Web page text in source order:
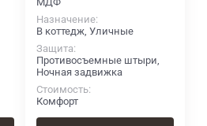
Назначение
В коттедж, Уличные
Защита
Противосъемные штыри,
Ночная задвижка
Стоимость
Комфорт